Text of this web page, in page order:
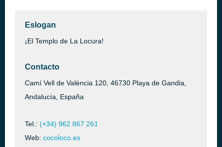
Eslogan
¡El Templo de La Locura!
Contacto
Camí Vell de València 120, 46730 Playa de Gandia,
Andalucía, España
Tel.: (+34) 962 867 261
Web: cocoloco.es